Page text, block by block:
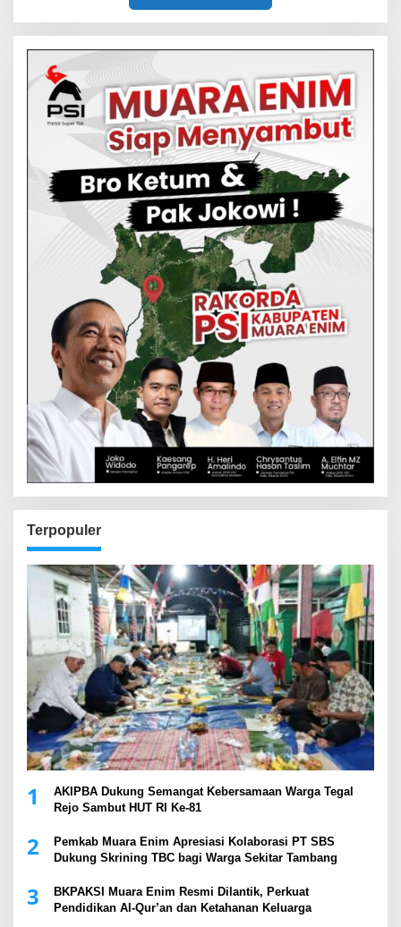
Terpopuler
1
AKIPBA Dukung Semangat Kebersamaan Warga Tegal
Rejo Sambut HUT RI Ke-81
2
Pemkab Muara Enim Apresiasi Kolaborasi PT SBS
Dukung Skrining TBC bagi Warga Sekitar Tambang
3
BKPAKSI Muara Enim Resmi Dilantik, Perkuat
Pendidikan Al-Qur’an dan Ketahanan Keluarga